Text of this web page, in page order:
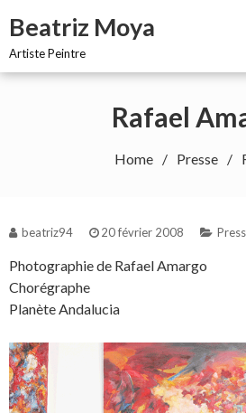
content
Beatriz Moya
Artiste Peintre
Rafael
Home Presse
beatriz94 20 février 2008
Photographie de Rafael Amargo
Chorégraphe
Planète Andalucia